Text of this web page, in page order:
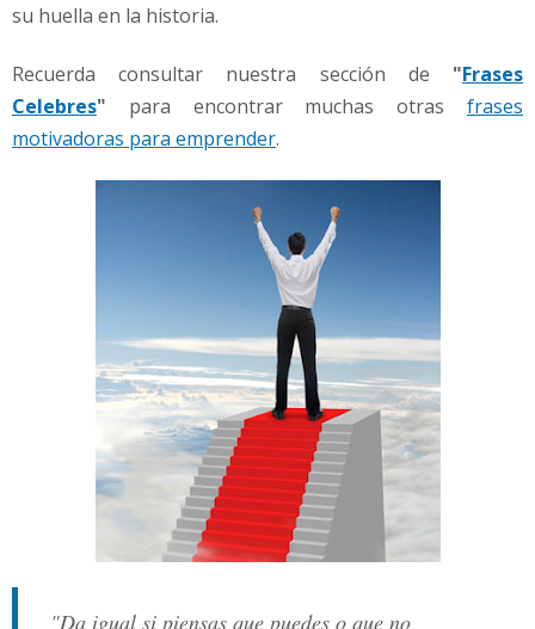
su huella en la historia.
Recuerda consultar nuestra sección de "Frases
Celebres" para encontrar muchas otras frases
motivadoras para emprender.
"Da igual si piensas que puedes o que no